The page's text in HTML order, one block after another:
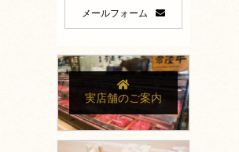
メールフォーム
実店舗のご案内